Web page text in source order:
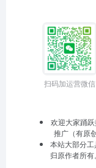
扫码加运营微信
欢迎大家踊
推广（有原
本站大部分
归原作者所